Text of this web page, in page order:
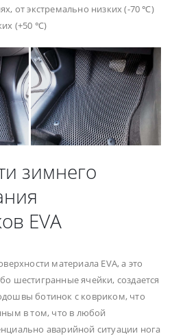
от экстремально низких (-70 ℃)
(+50 ℃)
зимнего
EVA
материала EVA, а это
шестигранные ячейки, создается
ботинок с ковриком, что
в том, что в любой
аварийной ситуации нога